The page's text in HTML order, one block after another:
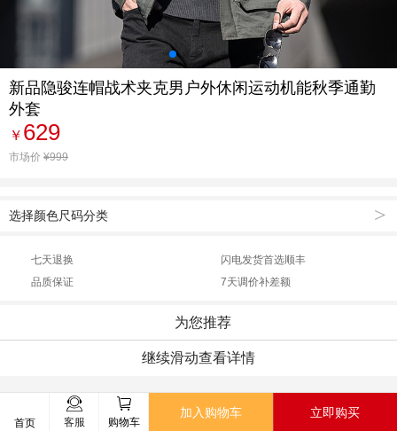
新品隐骏连帽战术夹克男户外休闲运动机能秋季通勤
外套
￥ 629
市场价 ¥999
选择颜色尺码分类 >
七天退换
闪电发货首选顺丰
品质保证
7天调价补差额
为您推荐
继续滑动查看详情
首页 客服 购物车
加入购物车 立即购买